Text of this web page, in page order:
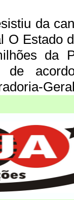
da
O Estado
da
de